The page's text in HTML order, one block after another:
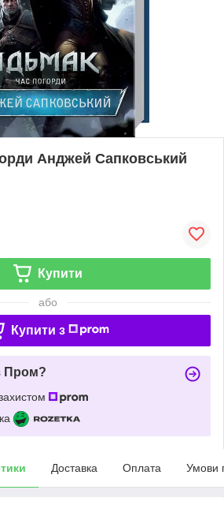
Анджей Сапковський
Купити
або
Купити з
Пром?
Доставка Оплата Умови